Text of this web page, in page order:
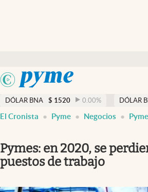
Members
Economía y Política
Finanzas y Mercados
Negocios
DÓLAR BNA $ 1520 0.00% DÓLAR
El Cronista Pyme Negocios
Pymes: en 2020, se
puestos de trabajo